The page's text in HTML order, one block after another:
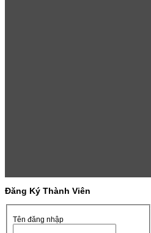
Đăng Ký Thành Viên
Tên đăng nhập